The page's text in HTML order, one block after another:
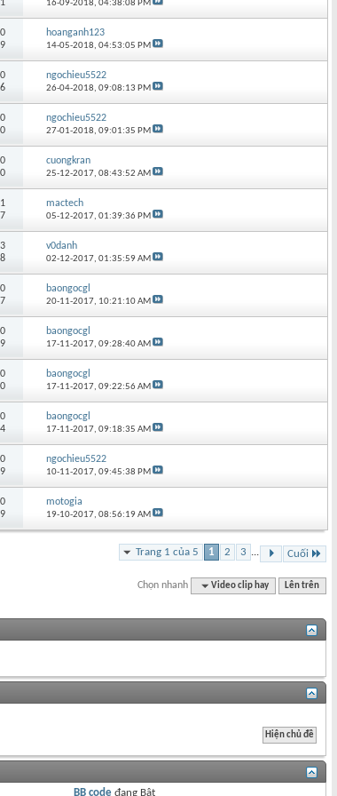
16-09-2018,04:38:08 PM
hoanganh123
14-05-2018,04:53:05 PM
ngochieu5522
26-04-2018,09:08:13 PM
ngochieu5522
27-01-2018,09:01:35 PM
cuongkran
25-12-2017,08:43:52 AM
mactech
05-12-2017,01:39:36 PM
v0danh
02-12-2017,01:35:59 AM
baongocgl
20-11-2017, 10:21:10 AM
baongocgl
17-11-2017,09:28:40 AM
baongocgl
17-11-2017,09:22:56 AM
baongocgl
17-11-2017,09:18:35 AM
ngochieu5522
10-11-2017,09:45:38 PM
motogia
19-10-2017,08:56:19 AM
Trang 1 của 5 1 2 3 ... Cuối
Chọn nhanh Video clip hay Lên trên
BB code đang Bật